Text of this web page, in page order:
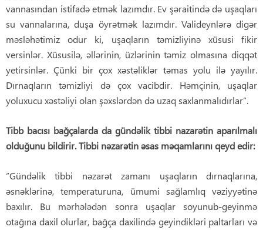
vannasından istifadə etmək lazımdır. Ev şəraitində də uşaqları
su vannalarına, duşa öyrətmək lazımdır. Valideynlərə digər
məsləhətimiz odur ki, uşaqların təmizliyinə xüsusi fikir
versinlər. Xüsusilə, əllərinin, üzlərinin təmiz olmasına diqqət
yetirsinlər. Çünki bir çox xəstəliklər təmas yolu ilə yayılır.
Dırnaqların təmizliyi də çox vacibdir. Həmçinin, uşaqlar
yoluxucu xəstəliyi olan şəxslərdən də uzaq saxlanmalıdırlar”.
Tibb bacısı bağçalarda da gündəlik tibbi nazarətin aparılmalı
olduğunu bildirir. Tibbi nəzarətin əsas məqamlarını qeyd edir:
“Gündəlik tibbi nəzarət zamanı uşaqların dırnaqlarına,
əsnəklərinə, temperaturuna, ümumi sağlamlıq vəziyyətinə
baxılır. Bu mərhələdən sonra uşaqlar soyunub-geyinmə
otağına daxil olurlar, bağça daxilində geyindikləri paltarları və